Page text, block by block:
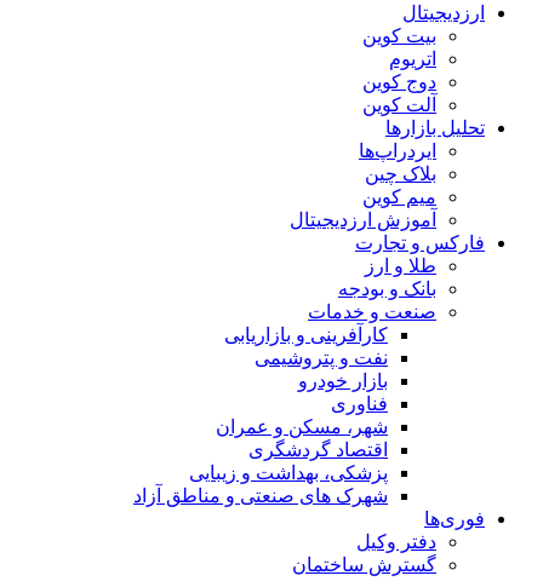
ارزدیجیتال
بیت کوین
اتریوم
دوج کوین
آلت کوین
تحلیل بازارها
ایردراپ‌ها
بلاک چین
میم کوین‌
آموزش ارزدیجیتال
فارکس و تجارت
طلا و ارز
بانک و بودجه
صنعت و خدمات
کارآفرینی و بازاریابی
نفت و پتروشیمی
بازار خودرو
فناوری
شهر، مسکن و عمران
اقتصاد گردشگری
پزشکی، بهداشت و زیبایی
شهرک های صنعتی و مناطق آزاد
فوری‌ها
دفتر وکیل
گسترش ساختمان